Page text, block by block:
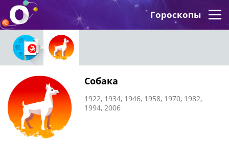
Гороскопы
Собака
1922, 1934, 1946, 1958, 1970, 1982,
1994, 2006